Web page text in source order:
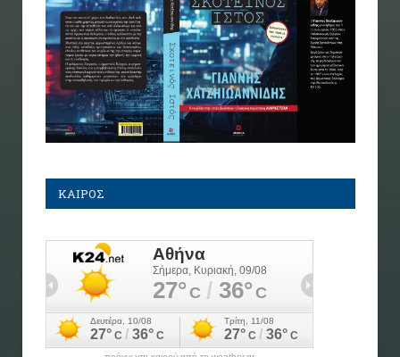
ΚΑΙΡΟΣ